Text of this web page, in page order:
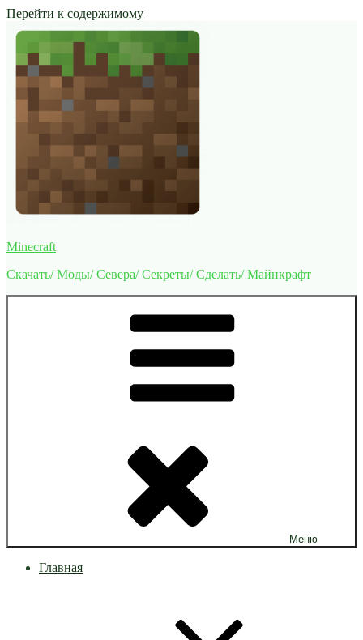
Перейти к содержимому
Minecraft
Скачать/ Моды/ Севера/ Секреты/ Сделать/ Майнкрафт
Меню
Главная